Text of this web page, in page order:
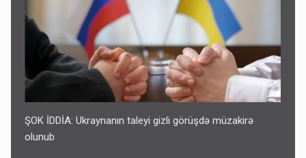
ŞOK İDDİA: Ukraynanın taleyi gizli görüşdə müzakirə
olunub